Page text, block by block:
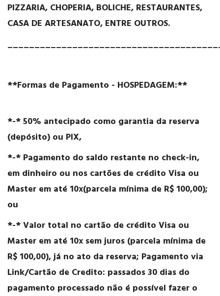
PIZZARIA, CHOPERIA, BOLICHE, RESTAURANTES,
CASA DE ARTESANATO, ENTRE OUTROS.
**Formas de Pagamento - HOSPEDAGEM:**
*-* 50% antecipado como garantia da reserva
(depósito) ou PIX,
*-* Pagamento do saldo restante no check-in,
em dinheiro ou nos cartões de crédito Visa ou
Master em até 10x(parcela mínima de R$ 100,00);
ou
*-* Valor total no cartão de crédito Visa ou
Master em até 10x sem juros (parcela mínima de
R$ 100,00), já no ato da reserva; Pagamento via
Link/Cartão de Credito: passados 30 dias do
pagamento processado não é possível fazer o